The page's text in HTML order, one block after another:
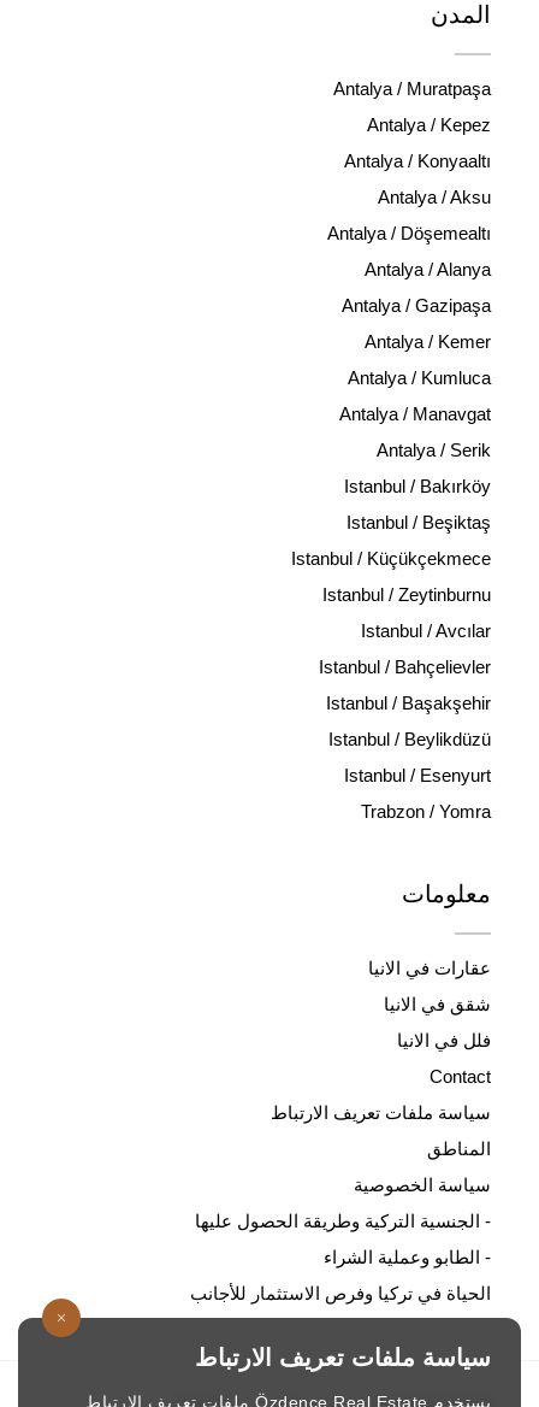
المدن
Antalya / Muratpaşa
Antalya / Kepez
Antalya / Konyaaltı
Antalya / Aksu
Antalya / Döşemealtı
Antalya / Alanya
Antalya / Gazipaşa
Antalya / Kemer
Antalya / Kumluca
Antalya / Manavgat
Antalya / Serik
Istanbul / Bakırköy
Istanbul / Beşiktaş
Istanbul / Küçükçekmece
Istanbul / Zeytinburnu
Istanbul / Avcılar
Istanbul / Bahçelievler
Istanbul / Başakşehir
Istanbul / Beylikdüzü
Istanbul / Esenyurt
Trabzon / Yomra
معلومات
عقارات في الانيا
شقق في الانيا
فلل في الانيا
Contact
سياسة ملفات تعريف الارتباط
المناطق
سياسة الخصوصية
- الجنسية التركية وطريقة الحصول عليها
- الطابو وعملية الشراء
الحياة في تركيا وفرص الاستثمار للأجانب
سياسة ملفات تعريف الارتباط
يستخدم Özdence Real Estate ملفات تعريف الارتباط